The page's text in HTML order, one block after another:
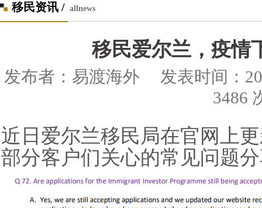
移民资讯 / allnews
移民爱尔兰，疫情
发布者：易渡海外 发表时间：
3486
近日爱尔兰移民局在官网上
部分客户们关心的常见问题